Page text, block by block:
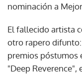
nominación a
El fallecido artista
otro rapero
premios póstumos
"Deep Reverence",